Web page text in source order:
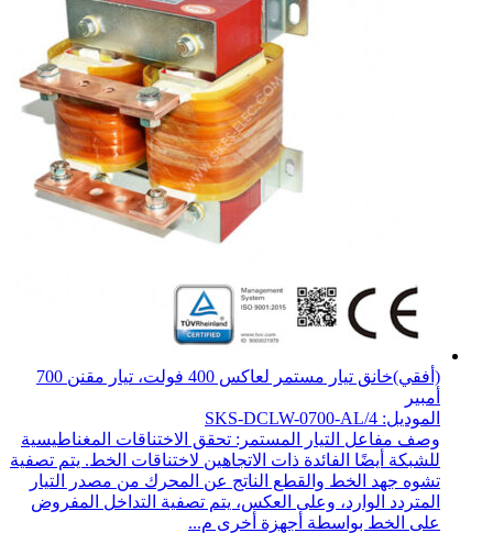
(أفقي)خانق تيار مستمر لعاكس 400 فولت، تيار مقنن 700
أمبير
الموديل: SKS-DCLW-0700-AL/4
وصف مفاعل التيار المستمر: تحقق الاختناقات المغناطيسية
للشبكة أيضًا الفائدة ذات الاتجاهين لاختناقات الخط. يتم تصفية
تشوه جهد الخط والقطع الناتج عن المحرك من مصدر التيار
المتردد الوارد، وعلى العكس، يتم تصفية التداخل المفروض
على الخط بواسطة أجهزة أخرى م...